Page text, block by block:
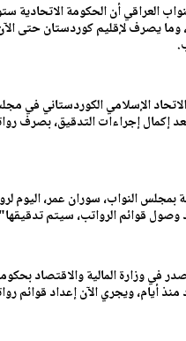
وما يصرف لإقليم كوردستان
الإسلامي الكوردستاني في
إكمال إجراءات التدقيق، بصرف
بمجلس النواب، سوران عمر،
وصول قوائم الرواتب، سيتم
في وزارة المالية والاقتصاد
أيام، ويجري الآن إعداد قوائم